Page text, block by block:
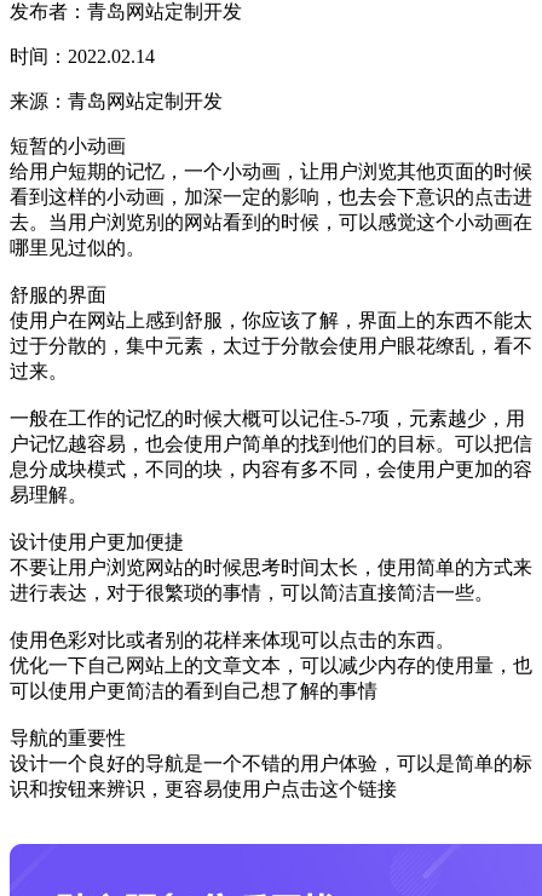
发布者：青岛网站定制开发
时间：2022.02.14
来源：青岛网站定制开发
短暂的小动画
给用户短期的记忆，一个小动画，让用户浏览其他页面的时候
看到这样的小动画，加深一定的影响，也去会下意识的点击进
去。当用户浏览别的网站看到的时候，可以感觉这个小动画在
哪里见过似的。
舒服的界面
使用户在网站上感到舒服，你应该了解，界面上的东西不能太
过于分散的，集中元素，太过于分散会使用户眼花缭乱，看不
过来。
一般在工作的记忆的时候大概可以记住-5-7项，元素越少，用
户记忆越容易，也会使用户简单的找到他们的目标。可以把信
息分成块模式，不同的块，内容有多不同，会使用户更加的容
易理解。
设计使用户更加便捷
不要让用户浏览网站的时候思考时间太长，使用简单的方式来
进行表达，对于很繁琐的事情，可以简洁直接简洁一些。
使用色彩对比或者别的花样来体现可以点击的东西。
优化一下自己网站上的文章文本，可以减少内存的使用量，也
可以使用户更简洁的看到自己想了解的事情
导航的重要性
设计一个良好的导航是一个不错的用户体验，可以是简单的标
识和按钮来辨识，更容易使用户点击这个链接